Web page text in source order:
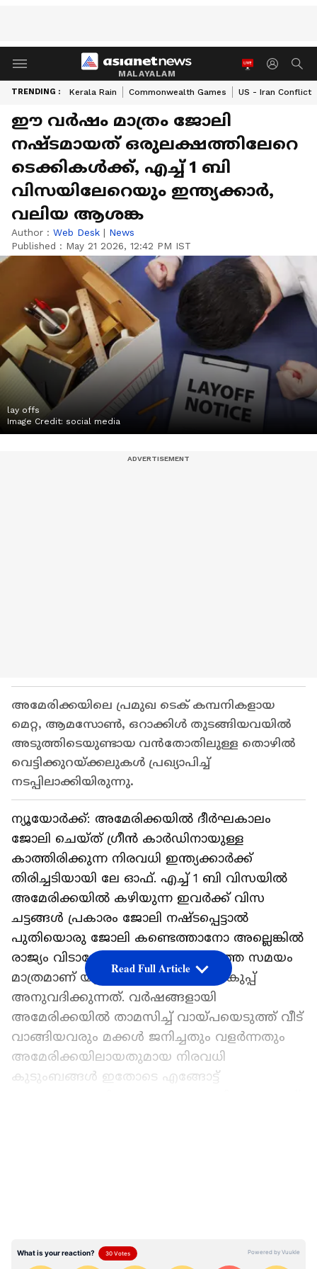
MALAYALAM
TRENDING : Kerala Rain Commonwealth Games US - Iran Conflict
ഈ വർഷം മാത്രം ജോലി
നഷ്ടമായത് ഒരുലക്ഷത്തിലേറെ
ടെക്കികൾക്ക്, എച്ച് 1 ബി
വിസയിലേറെയും ഇന്ത്യക്കാർ,
വലിയ ആശങ്ക
Author : Web Desk | News
Published : May 21 2026, 12:42 PM IST
lay offs
Image Credit: social media
അമേരിക്കയിലെ പ്രമുഖ ടെക് കമ്പനികളായ
മെറ്റ, ആമസോൺ, ഒറാക്കിൾ തുടങ്ങിയവയിൽ
അടുത്തിടെയുണ്ടായ വൻതോതിലുള്ള തൊഴിൽ
വെട്ടിക്കുറയ്ക്കലുകൾ പ്രഖ്യാപിച്ച്
നടപ്പിലാക്കിയിരുന്നു.
ന്യൂയോർക്ക്: അമേരിക്കയിൽ ദീർഘകാലം
ജോലി ചെയ്ത് ഗ്രീൻ കാർഡിനായുള്ള
കാത്തിരിക്കുന്ന നിരവധി ഇന്ത്യക്കാർക്ക്
തിരിച്ചടിയായി ലേ ഓഫ്. എച്ച് 1 ബി വിസയിൽ
അമേരിക്കയിൽ കഴിയുന്ന ഇവർക്ക് വിസ
ചട്ടങ്ങൾ പ്രകാരം ജോലി നഷ്ടപ്പെട്ടാൽ
പുതിയൊരു ജോലി കണ്ടെത്താനോ അല്ലെങ്കിൽ
രാജ്യം വിടാനോ വെറും 60 ദിവസത്തെ സമയം
മാത്രമാണ് യുഎസ് ഇമിഗ്രേഷൻ വകുപ്പ്
അനുവദിക്കുന്നത്. വർഷങ്ങളായി
അമേരിക്കയിൽ താമസിച്ച് വായ്പയെടുത്ത് വീട്
വാങ്ങിയവരും മക്കൾ ജനിച്ചതും വളർന്നതും
അമേരിക്കയിലായതുമായ നിരവധി
കുടുംബങ്ങൾ ഇതോടെ എങ്ങോട്ട്
അമേരിക്കയിലെ പ്രമുഖ ടെക് കമ്പനികളായ
Read Full Article